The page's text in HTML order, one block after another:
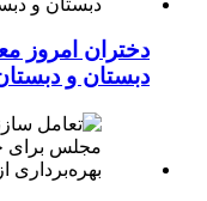
دختران امروز
دبستان و